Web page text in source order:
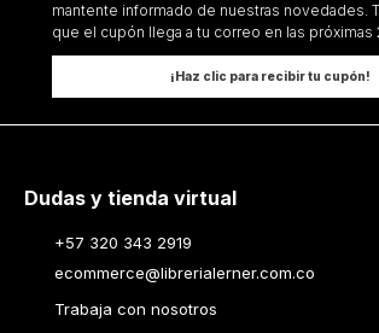
mantente informado de nuestras novedades.
que el cupón llega a tu correo en las próximas
¡Haz clic para recibir tu cupón!
Dudas y tienda virtual
+57 320 343 2919
ecommerce@librerialerner.com.co
Trabaja con nosotros